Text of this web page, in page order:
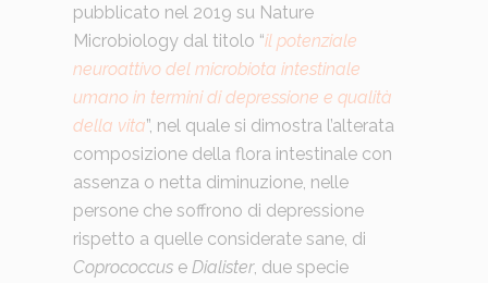
pubblicato nel 2019 su Nature
Microbiology dal titolo “il potenziale
neuroattivo del microbiota intestinale
umano in termini di depressione e qualità
della vita”, nel quale si dimostra l’alterata
composizione della flora intestinale con
assenza o netta diminuzione, nelle
persone che soffrono di depressione
rispetto a quelle considerate sane, di
Coprococcuse Dialister, due specie